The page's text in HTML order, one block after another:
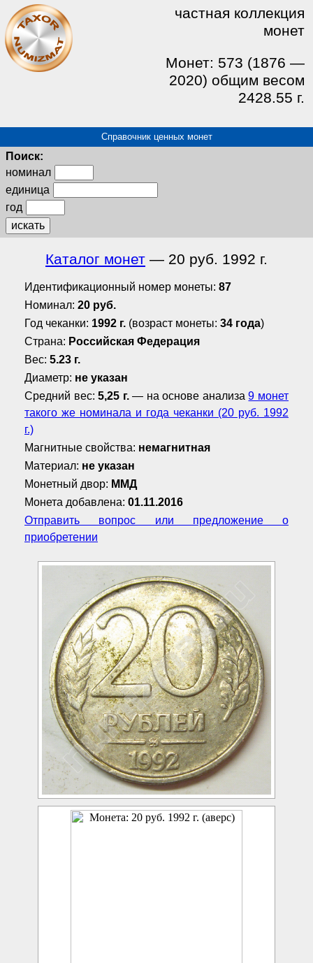
частная коллекция
монет
Монет: 573 (1876 —
2020) общим весом
2428.55 г.
Справочник ценных монет
Поиск:
номинал
единица
год
искать
Каталог монет — 20 руб. 1992 г.
Идентификационный номер монеты: 87
Номинал: 20 руб.
Год чеканки: 1992 г. (возраст монеты: 34 года)
Страна: Российская Федерация
Вес: 5.23 г.
Диаметр: не указан
Средний вес:5,25 г.— на основе анализа9 монет
такого же номинала и года чеканки (20 руб. 1992
г.)
Магнитные свойства: немагнитная
Материал: не указан
Монетный двор: ММД
Монета добавлена: 01.11.2016
Отправить вопрос или предложение о
приобретении